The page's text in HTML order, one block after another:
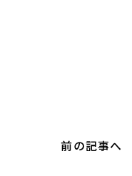
前の記事へ